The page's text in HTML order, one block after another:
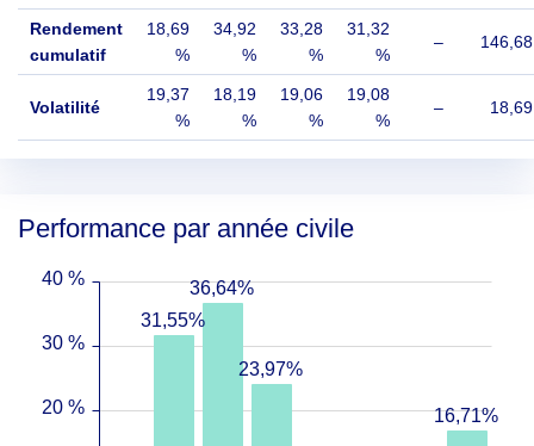
Rendement
cumulatif
18,69
%
34,92
%
33,28
%
31,32
%
–
Volatilité
19,37
%
18,19
%
19,06
%
19,08
%
–
Performance par année civile
31,55%
36,64%
23,97%
16,71%
20 %
30 %
40 %